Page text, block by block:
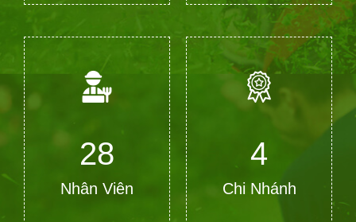
28
Nhân Viên
4
Chi Nhánh